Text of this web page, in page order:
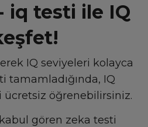
iq testi ile IQ
IQ seviyeleri kolayca
tamamladığında, IQ
ücretsiz öğrenebilirsiniz.
gören zeka testi